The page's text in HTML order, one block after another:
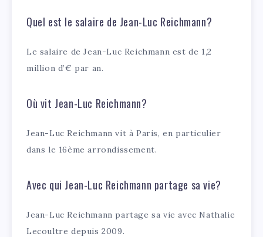
Quel est le salaire de Jean-Luc Reichmann?
Le salaire de Jean-Luc Reichmann est de 1,2
million d’€ par an.
Où vit Jean-Luc Reichmann?
Jean-Luc Reichmann vit à Paris, en particulier
dans le 16ème arrondissement.
Avec qui Jean-Luc Reichmann partage sa vie?
Jean-Luc Reichmann partage sa vie avec Nathalie
Lecoultre depuis 2009.